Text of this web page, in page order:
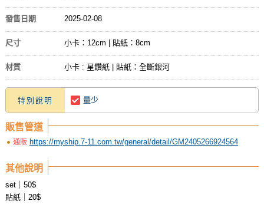
發售日期 2025-02-08
尺寸 小卡：12cm | 貼紙：8cm
材質 小卡 : 星鑽紙 | 貼紙：全斷銀河
特別說明 量少
販售管道
通販 https://myship.7-11.com.tw/general/detail/GM2405266924564
其他說明
set｜50$
貼紙｜20$